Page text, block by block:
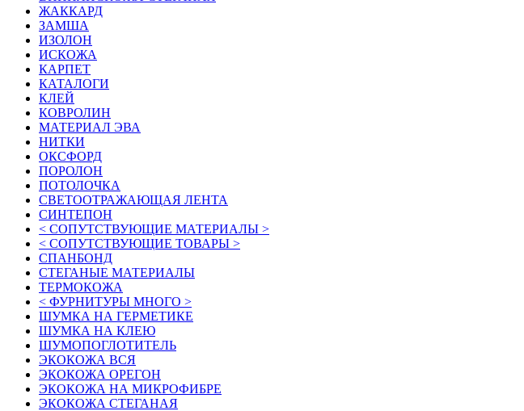
ЖАККАРД
ЗАМША
ИЗОЛОН
ИСКОЖА
КАРПЕТ
КАТАЛОГИ
КЛЕЙ
КОВРОЛИН
МАТЕРИАЛ ЭВА
НИТКИ
ОКСФОРД
ПОРОЛОН
ПОТОЛОЧКА
СВЕТООТРАЖАЮЩАЯ ЛЕНТА
СИНТЕПОН
< СОПУТСТВУЮЩИЕ МАТЕРИАЛЫ >
< СОПУТСТВУЮЩИЕ ТОВАРЫ >
СПАНБОНД
СТЕГАНЫЕ МАТЕРИАЛЫ
ТЕРМОКОЖА
< ФУРНИТУРЫ МНОГО >
ШУМКА НА ГЕРМЕТИКЕ
ШУМКА НА КЛЕЮ
ШУМОПОГЛОТИТЕЛЬ
ЭКОКОЖА ВСЯ
ЭКОКОЖА ОРЕГОН
ЭКОКОЖА НА МИКРОФИБРЕ
ЭКОКОЖА СТЕГАНАЯ